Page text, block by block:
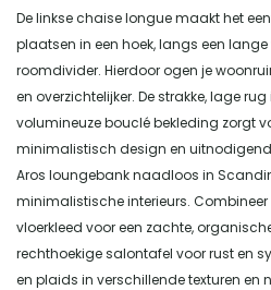
De linkse chaise longue maakt het
plaatsen in een hoek, langs een
roomdivider. Hierdoor ogen je
en overzichtelijker. De strakke, lage
volumineuze bouclé bekleding zorgt
minimalistisch design en
Aros loungebank naadloos in
minimalistische interieurs.
vloerkleed voor een zachte,
rechthoekige salontafel voor rust en
en plaids in verschillende texturen en